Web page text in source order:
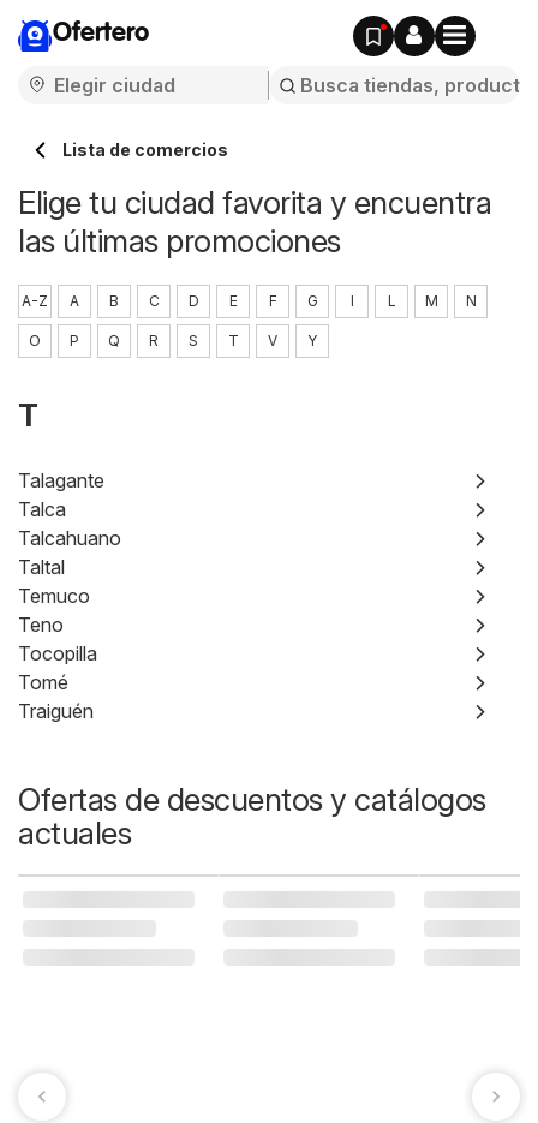
Ofertero
Lista de comercios
Elige tu ciudad favorita y encuentra
las últimas promociones
A-Z A B C D E F G I L M N
O P Q R S T V Y
T
Talagante
Talca
Talcahuano
Taltal
Temuco
Teno
Tocopilla
Tomé
Traiguén
Ofertas de descuentos y catálogos
actuales